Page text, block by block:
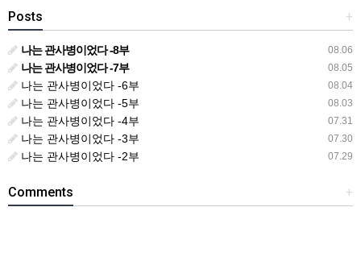
+
Posts
08.06
나는 관사병이었다 -8부
08.05
나는 관사병이었다 -7부
08.04
나는 관사병이었다 -6부
08.03
나는 관사병이었다 -5부
07.31
나는 관사병이었다 -4부
07.30
나는 관사병이었다 -3부
07.29
나는 관사병이었다 -2부
+
Comments